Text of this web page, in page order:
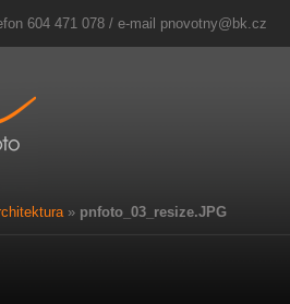
604 471 078 / e-mail pnovotny@bk.cz
» pnfoto_03_resize.JPG